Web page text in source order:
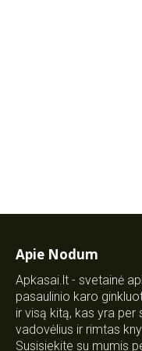
Apie Nodum
Apkasai.lt - svetainė
pasaulinio karo
ir visą kitą, kas yra
vadovėlius ir rimtas
Susisiekite su mumis